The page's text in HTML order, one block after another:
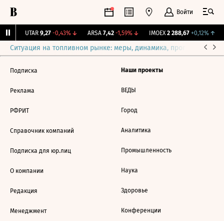
Войти
UTAR 9,27 -0,43%↓ ARSA 7,42 -1,59%↓ IMOEX 2 288,67 +0,12%↑
Ситуация на топливном рынке: меры, динамика, прогнозы
Подписка
Реклама
РФРИТ
Справочник компаний
Подписка для юр.лиц
О компании
Редакция
Менеджмент
Наши проекты
ВЕДЫ
Город
Аналитика
Промышленность
Наука
Здоровье
Конференции